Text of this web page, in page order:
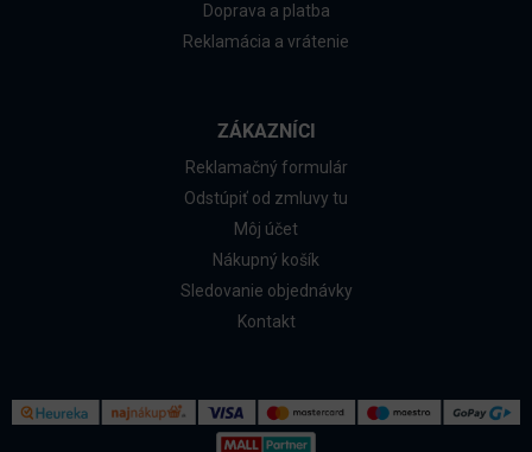
Doprava a platba
Reklamácia a vrátenie
ZÁKAZNÍCI
Reklamačný formulár
Odstúpiť od zmluvy tu
Môj účet
Nákupný košík
Sledovanie objednávky
Kontakt